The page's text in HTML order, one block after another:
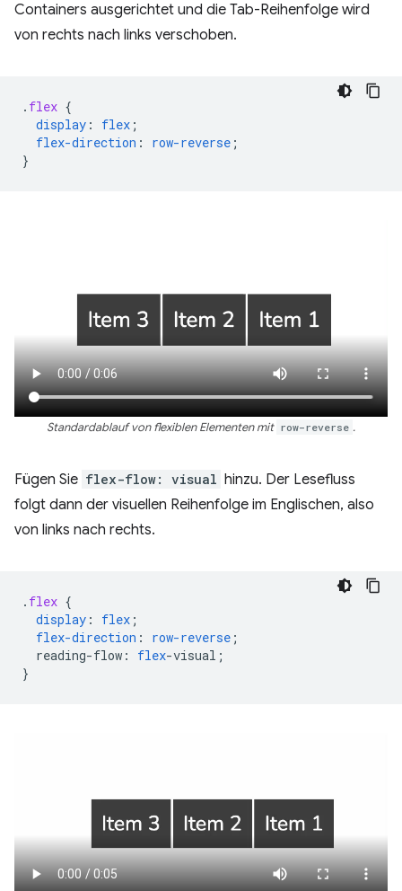
Containers ausgerichtet und die Tab-Reihenfolge wird
von rechts nach links verschoben.
. flex {
display : flex ;
flex-direction : row-reverse ;
}
Standardablauf von flexiblen Elementen mit row-reverse .
Fügen Sie flex-flow: visual hinzu. Der Lesefluss
folgt dann der visuellen Reihenfolge im Englischen, also
von links nach rechts.
. flex {
display : flex ;
flex-direction : row-reverse ;
reading-flow : flex-visual ;
}